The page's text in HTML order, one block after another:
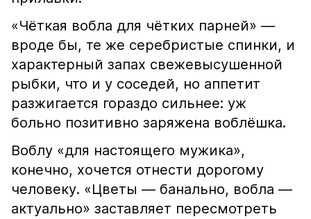
«Чёткая вобла для чётких парней» —
вроде бы, те же серебристые спинки, и
характерный запах свежевысушенной
рыбки, что и у соседей, но аппетит
разжигается гораздо сильнее: уж
больно позитивно заряжена воблёшка.
Воблу «для настоящего мужика»,
конечно, хочется отнести дорогому
человеку. «Цветы — банально, вобла —
актуально» заставляет пересмотреть